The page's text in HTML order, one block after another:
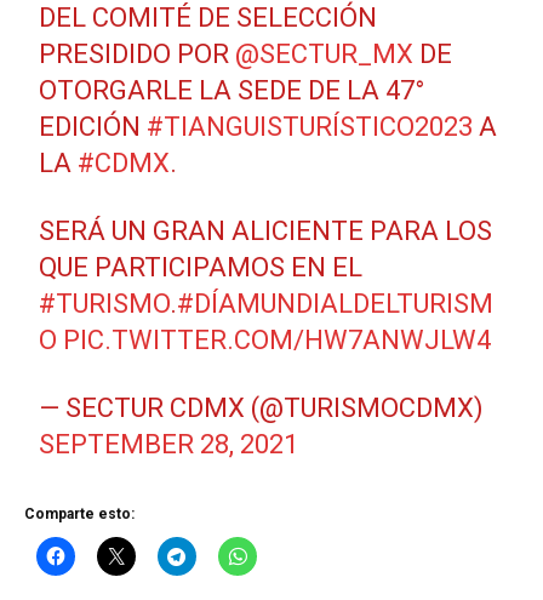
DEL COMITÉ DE SELECCIÓN
PRESIDIDO POR @SECTUR_MX DE
OTORGARLE LA SEDE DE LA 47°
EDICIÓN #TIANGUISTURÍSTICO2023 A
LA #CDMX.
SERÁ UN GRAN ALICIENTE PARA LOS
QUE PARTICIPAMOS EN EL
#TURISMO.#DÍAMUNDIALDELTURISM
O PIC.TWITTER.COM/HW7ANWJLW4
— SECTUR CDMX (@TURISMOCDMX)
SEPTEMBER 28, 2021
Comparte esto: